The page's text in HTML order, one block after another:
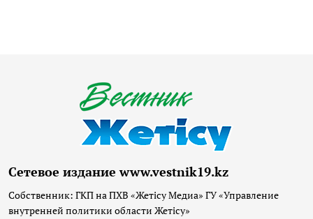
Сетевое издание www.vestnik19.kz
Собственник: ГКП на ПХВ «Жетісу Медиа» ГУ «Управление
внутренней политики области Жетісу»